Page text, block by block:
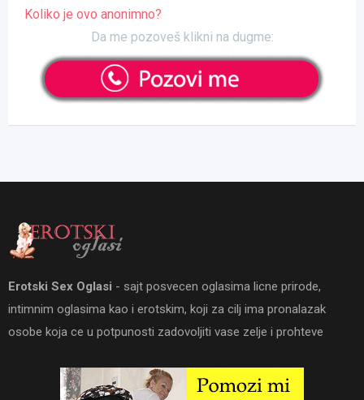
Koliko je ovo anonimno?
Da me pozoveš klikni na dugme:
Erotski Sex Oglasi - sajt posvecen oglasima licne prirode,
intimnim oglasima kao i erotskim, koji za cilj ima pronalazak
osobe koja ce u potpunosti zadovoljiti vase zelje i prohteve